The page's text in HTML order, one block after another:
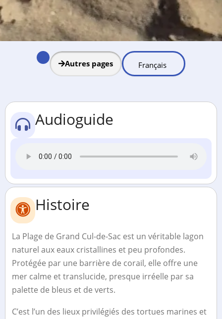
Autres pages
Audioguide
Histoire
La Plage de Grand Cul-de-Sac est un véritable lagon
naturel aux eaux cristallines et peu profondes.
Protégée par une barrière de corail, elle offre une
mer calme et translucide, presque irréelle par sa
palette de bleus et de verts.
C’est l’un des lieux privilégiés des tortues marines et